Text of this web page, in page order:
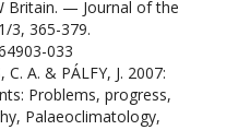
Britain. — Journal of the
3, 365-379.
033
C. A. & PÁLFY, J. 2007:
Problems, progress,
Palaeoclimatology,